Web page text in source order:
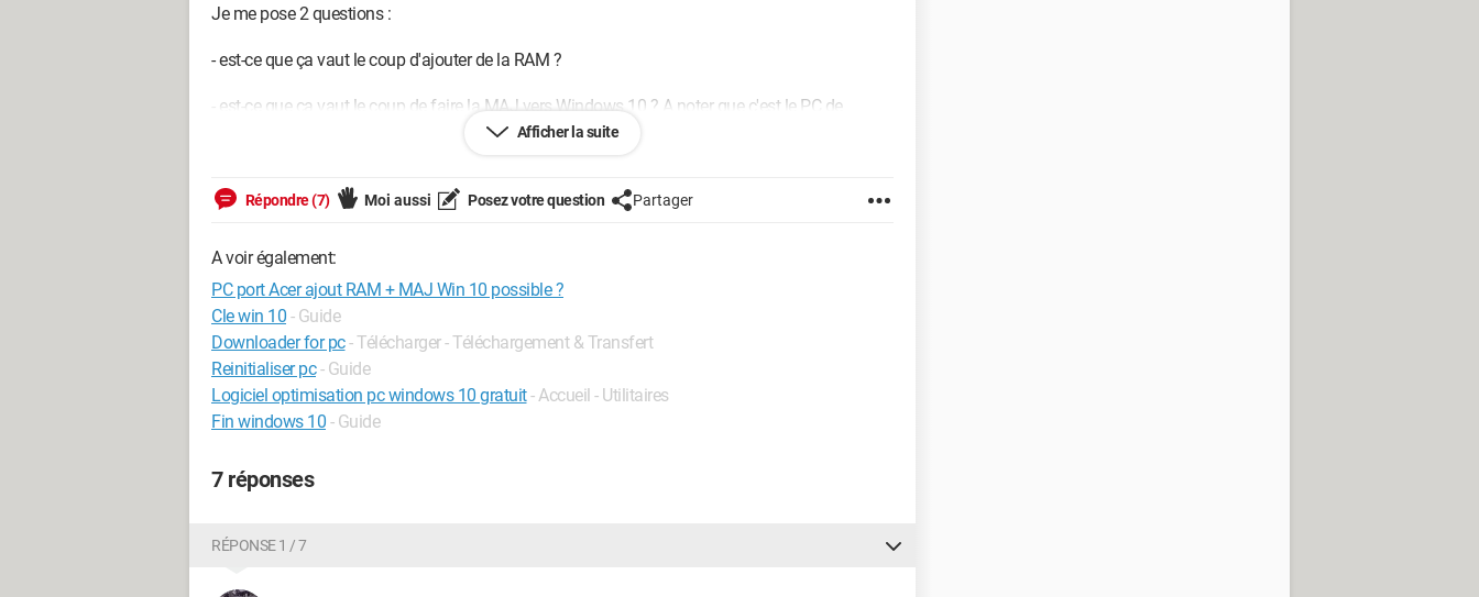
Je me pose 2 questions :
- est-ce que ça vaut le coup d'ajouter de la RAM ?
- est-ce que ça vaut le coup de faire la MAJ vers Windows 10 ? A noter que c'est le PC de
maman qui a quasi 70 ans donc je voudrais pas la perturber trop en changeant de version de
Merci de votre aide.
Fabien.
Afficher la suite
Répondre (7) Moi aussi Posez votre question Partager
A voir également:
PC port Acer ajout RAM + MAJ Win 10 possible ?
Cle win 10 - Guide
Downloader for pc- Télécharger - Téléchargement & Transfert
Reinitialiser pc - Guide
Logiciel optimisation pc windows 10 gratuit- Accueil - Utilitaires
Fin windows 10 - Guide
7 réponses
RÉPONSE 1 / 7